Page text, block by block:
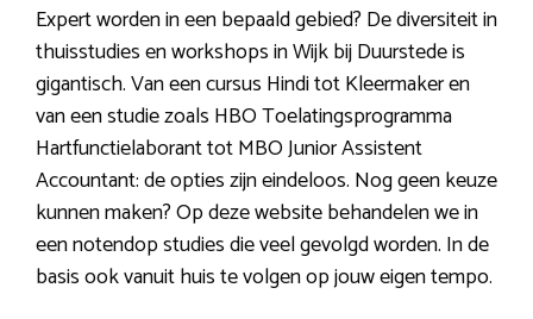
Expert worden in een bepaald gebied? De diversiteit in
thuisstudies en workshops in Wijk bij Duurstede is
gigantisch. Van een cursus Hindi tot Kleermaker en
van een studie zoals HBO Toelatingsprogramma
Hartfunctielaborant tot MBO Junior Assistent
Accountant: de opties zijn eindeloos. Nog geen keuze
kunnen maken? Op deze website behandelen we in
een notendop studies die veel gevolgd worden. In de
basis ook vanuit huis te volgen op jouw eigen tempo.